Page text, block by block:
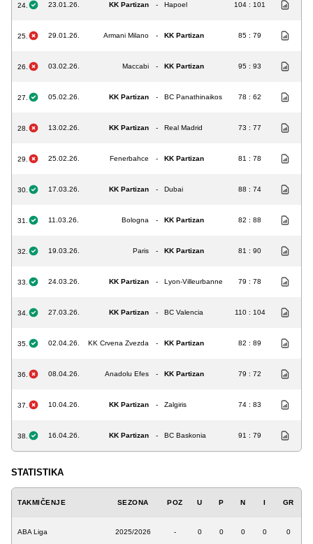
24. 23.01.26. KK Partizan - Hapoel 104 : 101
25. 29.01.26. Armani Milano - KK Partizan 85 : 79
26. 03.02.26. Maccabi - KK Partizan 95 : 93
27. 05.02.26. KK Partizan - BC Panathinaikos 78 : 62
28. 13.02.26. KK Partizan - Real Madrid 73 : 77
29. 25.02.26. Fenerbahce - KK Partizan 81 : 78
30. 17.03.26. KK Partizan - Dubai 88 : 74
31. 11.03.26. Bologna - KK Partizan 82 : 88
32. 19.03.26. Paris - KK Partizan 81 : 90
33. 24.03.26. KK Partizan - Lyon-Villeurbanne 79 : 78
34. 27.03.26. KK Partizan - BC Valencia 110 : 104
35. 02.04.26. KK Crvena Zvezda - KK Partizan 82 : 89
36. 08.04.26. Anadolu Efes - KK Partizan 79 : 72
37. 10.04.26. KK Partizan - Zalgiris 74 : 83
38. 16.04.26. KK Partizan - BC Baskonia 91 : 79
STATISTIKA
TAKMIČENJE SEZONA POZ U P N I GR
ABA Liga 2025/2026 - 0 0 0 0 0